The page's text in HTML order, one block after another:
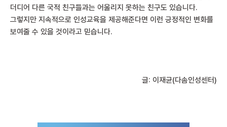
더디어 다른 국적 친구들과는 어울리지 못하는 친구도 있습니다.
그렇지만 지속적으로 인성교육을 제공해준다면 이런 긍정적인 변화를
보여줄 수 있을 것이라고 믿습니다.
글: 이재균(다솜인성센터)